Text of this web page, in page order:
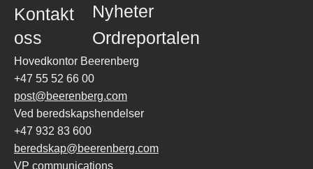
Kontakt
oss
Nyheter
Ordreportalen
Hovedkontor Beerenberg
+47 55 52 66 00
post@beerenberg.com
Ved beredskapshendelser
+47 932 83 600
beredskap@beerenberg.com
VP communications